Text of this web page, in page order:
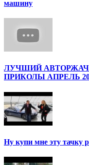
машину
ЛУЧШИЙ АВТОРЖАЧ
ПРИКОЛЫ АПРЕЛЬ
Ну купи мне эту тачку